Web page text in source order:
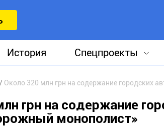
История Спецпроекты
Около 320 млн грн на содержание городских
грн на содержание
монополист»